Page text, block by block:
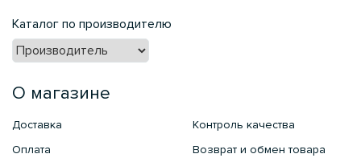
Каталог по производителю
О магазине
Доставка
Оплата
Контроль качества
Возврат и обмен товара